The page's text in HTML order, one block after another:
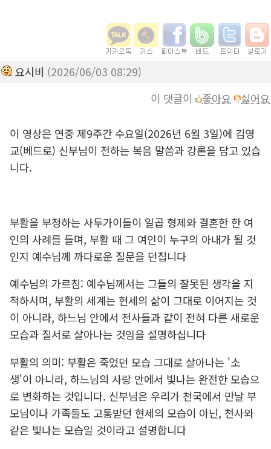
요시비 (2026/06/03 08:29)
이 댓글이
좋아요 싫어요
이 영상은 연중 제9주간 수요일(2026년 6월 3일)에 김영
교(베드로) 신부님이 전하는 복음 말씀과 강론을 담고 있습
니다.
부활을 부정하는 사두가이들이 일곱 형제와 결혼한 한 여
인의 사례를 들며, 부활 때 그 여인이 누구의 아내가 될 것
인지 예수님께 까다로운 질문을 던집니다
예수님의 가르침: 예수님께서는 그들의 잘못된 생각을 지
적하시며, 부활의 세계는 현세의 삶이 그대로 이어지는 것
이 아니라, 하느님 안에서 천사들과 같이 전혀 다른 새로운
모습과 질서로 살아나는 것임을 설명하십니다
부활의 의미: 부활은 죽었던 모습 그대로 살아나는 '소
생'이 아니라, 하느님의 사랑 안에서 빛나는 완전한 모습으
로 변화하는 것입니다. 신부님은 우리가 천국에서 만날 부
모님이나 가족들도 고통받던 현세의 모습이 아닌, 천사와
같은 빛나는 모습일 것이라고 설명합니다